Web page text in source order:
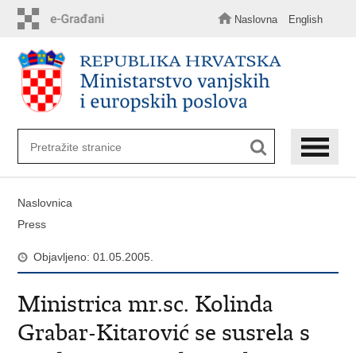
sadržaj
Naslovna English
Naslovnica
Press
Objavljeno: 01.05.2005.
Ministrica mr.sc. Kolinda
Grabar-Kitarović se susrela s